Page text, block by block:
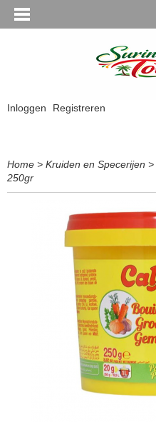
Inloggen Registreren
Home > Kruiden en Specerijen >
250gr